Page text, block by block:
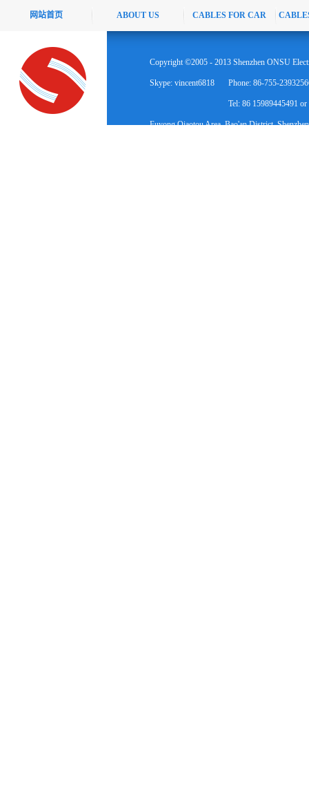
网站首页 ABOUT US CABLES FOR CAR
Skype: vincent6818 Phone: 86-755-
Tel: 86 15989445491
Fuyong Qiaotou Area, Bao'an District,
Copyright ©2005 - 2013 Shenzhen ONSU